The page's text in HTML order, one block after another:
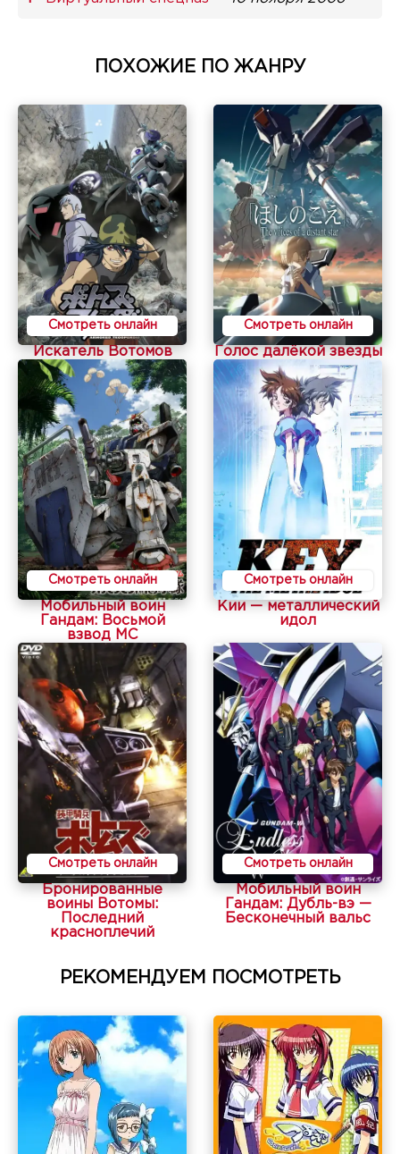
ПОХОЖИЕ ПО ЖАНРУ
Смотреть онлайн
Искатель Вотомов
Смотреть онлайн
Голос далёкой звезды
Смотреть онлайн
Мобильный воин
Гандам: Восьмой
взвод МС
Смотреть онлайн
Кии — металлический
идол
Смотреть онлайн
Бронированные
воины Вотомы:
Последний
красноплечий
Смотреть онлайн
Мобильный воин
Гандам: Дубль-вэ —
Бесконечный вальс
РЕКОМЕНДУЕМ ПОСМОТРЕТЬ